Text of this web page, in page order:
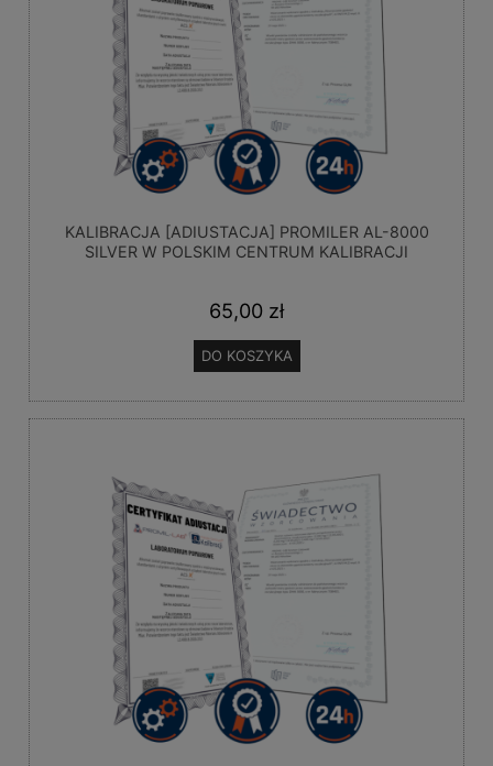
KALIBRACJA [ADIUSTACJA] PROMILER AL-8000
SILVER W POLSKIM CENTRUM KALIBRACJI
65,00 zł
DO KOSZYKA